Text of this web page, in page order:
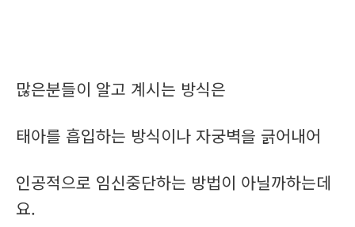
많은분들이 알고 계시는 방식은
태아를 흡입하는 방식이나 자궁벽을 긁어내어
인공적으로 임신중단하는 방법이 아닐까하는데
요.